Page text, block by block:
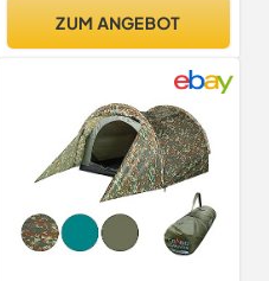
Trekking(Pro/Olivgrün)
ZUM ANGEBOT